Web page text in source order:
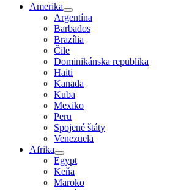
Amerika
Argentína
Barbados
Brazília
Čile
Dominikánska republika
Haiti
Kanada
Kuba
Mexiko
Peru
Spojené štáty
Venezuela
Afrika
Egypt
Keňa
Maroko